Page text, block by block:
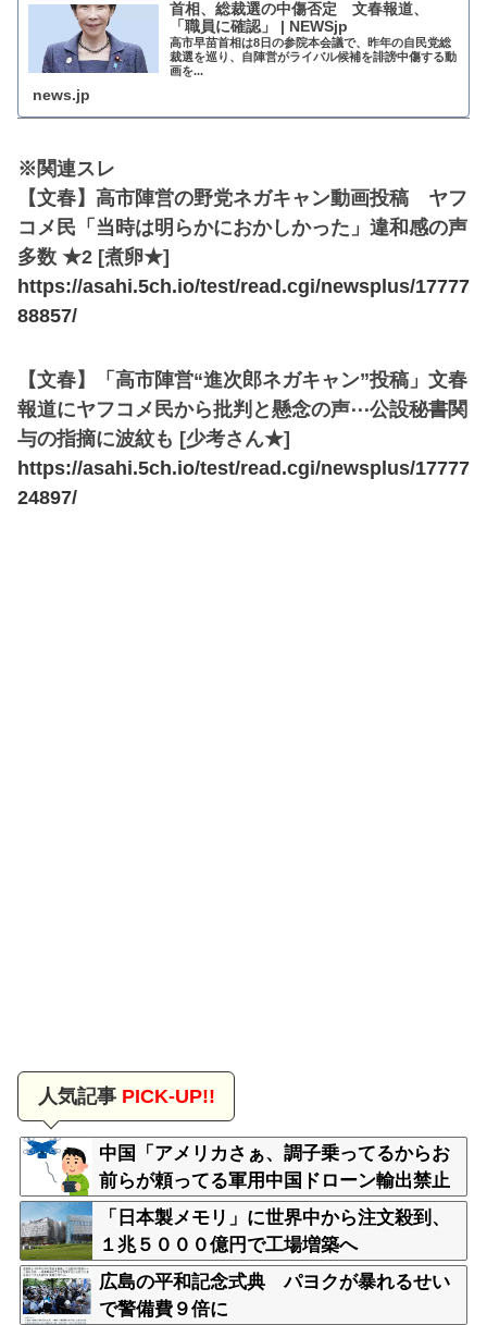
首相、総裁選の中傷否定 文春報道、
「職員に確認」 | NEWSjp
高市早苗首相は8日の参院本会議で、昨年の自民党総
裁選を巡り、自陣営がライバル候補を誹謗中傷する動
画を...
news.jp
※関連スレ
【文春】高市陣営の野党ネガキャン動画投稿 ヤフ
コメ民「当時は明らかにおかしかった」違和感の声
多数 ★2 [煮卵★]
https://asahi.5ch.io/test/read.cgi/newsplus/17777
88857/
【文春】「高市陣営“進次郎ネガキャン”投稿」文春
報道にヤフコメ民から批判と懸念の声⋯公設秘書関
与の指摘に波紋も [少考さん★]
https://asahi.5ch.io/test/read.cgi/newsplus/17777
24897/
人気記事PICK-UP!!
中国「アメリカさぁ、調子乗ってるからお
前らが頼ってる軍用中国ドローン輸出禁止
するわw」
「日本製メモリ」に世界中から注文殺到、
１兆５０００億円で工場増築へ
広島の平和記念式典 パヨクが暴れるせい
で警備費９倍に